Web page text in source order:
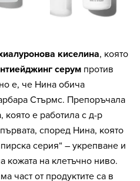
киселина, която
серум против
е, че Нина обича
Стърмс. Препоръчала
която е работила с д-р
според Нина, която
серия“ – укрепване и
кожата на клетъчно ниво.
част от продуктите са в